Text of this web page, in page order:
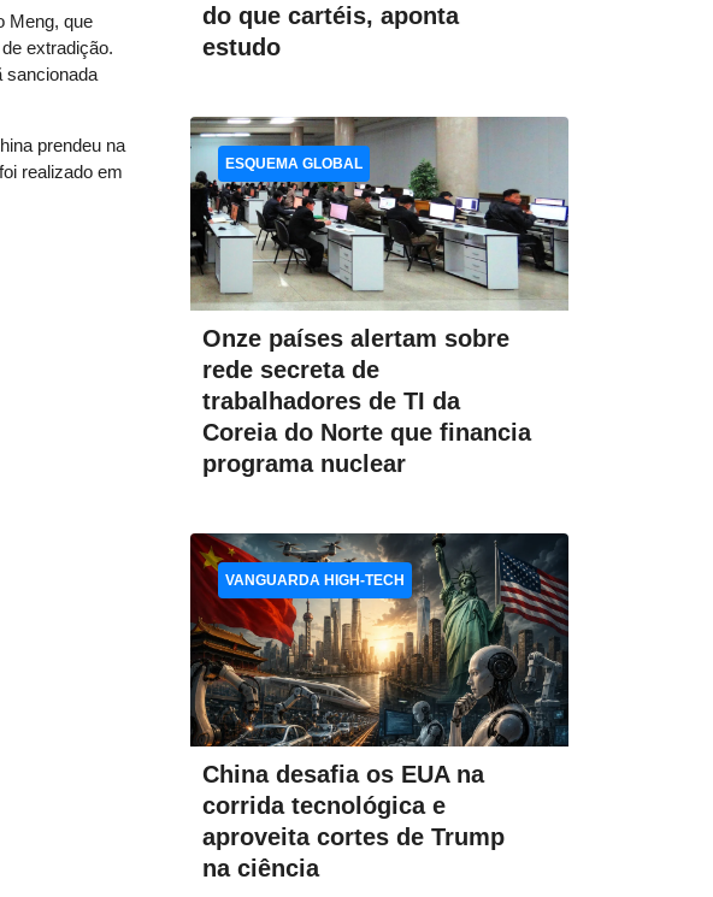
Meng, que
extradição.
sancionada
prendeu na
foi realizado em
do que cartéis, aponta
estudo
Onze países alertam sobre
rede secreta de
trabalhadores de TI da
Coreia do Norte que financia
programa nuclear
ESQUEMA GLOBAL
China desafia os EUA na
corrida tecnológica e
aproveita cortes de Trump
na ciência
VANGUARDA HIGH-TECH